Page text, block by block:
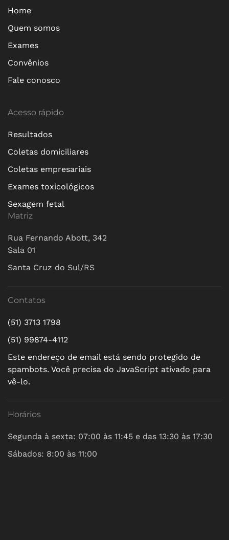
Home
Quem somos
Exames
Convênios
Fale conosco
Acesso rápido
Resultados
Coletas domiciliares
Coletas empresariais
Exames toxicológicos
Sexagem fetal
Matriz
Rua Fernando Abott, 342
Sala 01
Santa Cruz do Sul/RS
Contatos
(51) 3713 1798
(51) 99874-4112
Este endereço de email está sendo protegido de
spambots. Você precisa do JavaScript ativado para
vê-lo.
Horários
Segunda à sexta: 07:00 às 11:45 e das 13:30 às 17:30
Sábados: 8:00 às 11:00